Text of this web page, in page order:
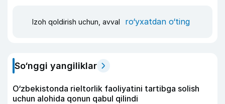
Izoh qoldirish uchun, avval ro‘yxatdan o‘ting
So‘nggi yangiliklar
O‘zbekistonda rieltorlik faoliyatini tartibga solish
uchun alohida qonun qabul qilindi